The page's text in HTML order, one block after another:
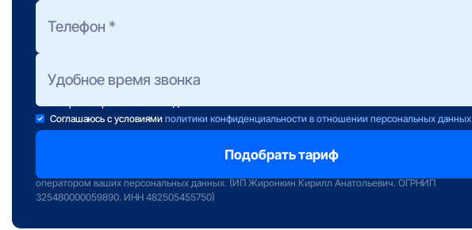
Соглашаюсь с условиямиполитики конфиденциальности в отношении персональных данных
Консультанты работают ежедневно с 10 до 22 часов.
Если свою заявку Вы отправили после 22:00, консультант свяжется с Вами
Отправляя заявку вы подтверждаете передачу персональных данных оператору
оператором ваших персональных данных. (ИП Жиронкин Кирилл Анатольевич. ОГРНИП
325480000059890. ИНН 482505455750)